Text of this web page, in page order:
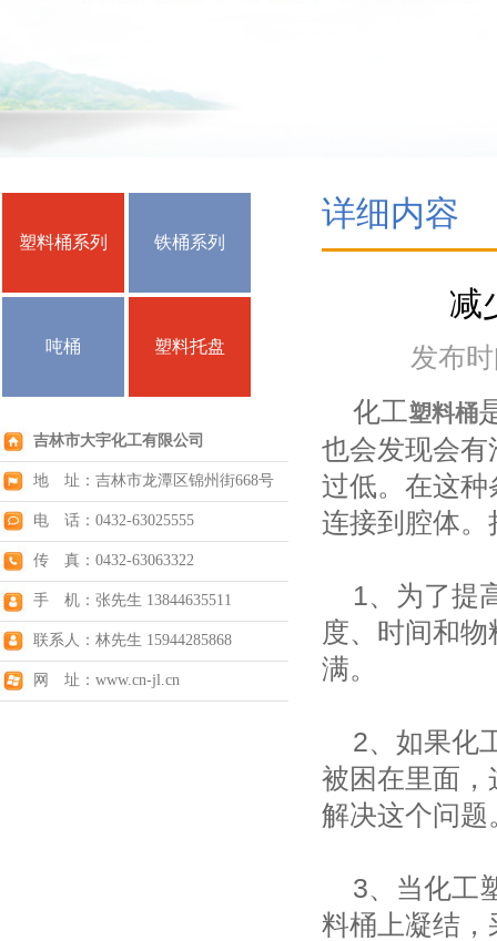
塑料桶系列 铁桶系列
吨桶 塑料托盘
吉林市大宇化工有限公司
地 址：吉林市龙潭区锦州街668号
电 话：0432-63025555
传 真：0432-63063322
手 机：张先生 13844635511
联系人：林先生 15944285868
网 址：www.cn-jl.cn
详细内容
减
发布
化工塑料桶
也会发现会
过低。在这
连接到腔体
1、为了提
度、时间和
满。
2、如果化
被困在里面
解决这个问题
3、当化工
料桶上凝结